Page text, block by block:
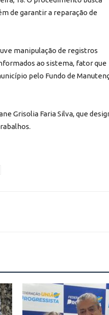
de garantir a reparação de
manipulação de registros
ao sistema, fator que
pelo Fundo de
Grisolia Faria Silva, que